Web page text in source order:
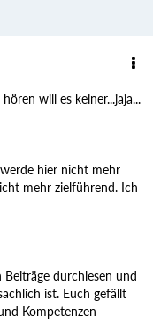
will es keiner...jaja...
hier nicht mehr
mehr zielführend. Ich
durchlesen und
ist. Euch gefällt
Kompetenzen